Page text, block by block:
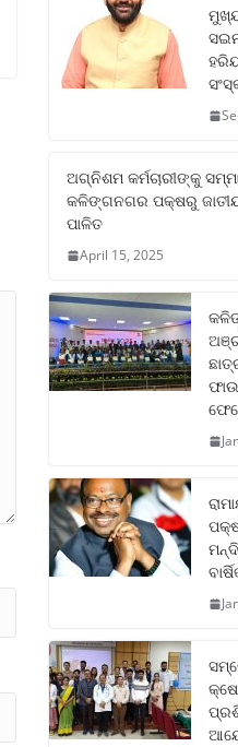
ଅଗ୍ନିଶମ କର୍ମଚାରୀଙ୍କୁ
କଳିଙ୍ଗନଗର ପକ୍ଷରୁ
ପାଳିତ
April 15, 2025